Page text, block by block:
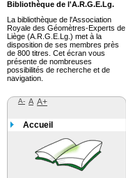
Bibliothèque de l'A.R.G.E.Lg.
La bibliothèque de l'Association
Royale des Géomètres-Experts de
Liège (A.R.G.E.Lg.) met à la
disposition de ses membres près
de 800 titres. Cet écran vous
présente de nombreuses
possibilités de recherche et de
navigation.
A- A A+
Accueil